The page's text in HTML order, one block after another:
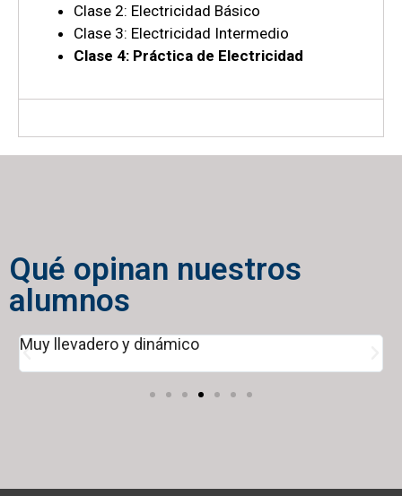
Clase 2: Electricidad Básico
Clase 3: Electricidad Intermedio
Clase 4: Práctica de Electricidad
Qué opinan nuestros
alumnos
Muy llevadero y dinámico